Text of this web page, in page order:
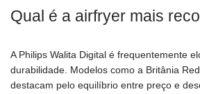
Qual é a airfryer mais
A Philips Walita Digital é frequentemente
durabilidade. Modelos como a Britânia
destacam pelo equilíbrio entre preço e